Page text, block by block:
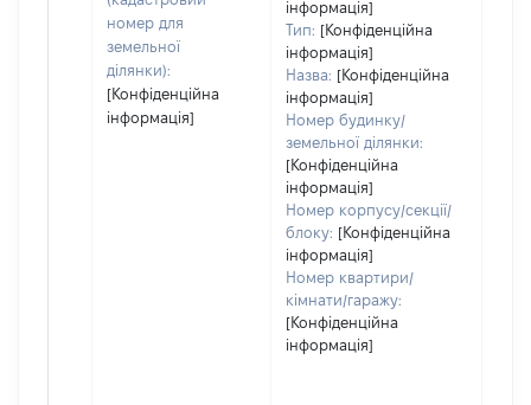
номер для
земельної
ділянки):
[Конфіденційна
інформація]
інформація]
Тип: [Конфіденційна
інформація]
Назва: [Конфіденційна
інформація]
Номер будинку/
земельної ділянки:
[Конфіденційна
інформація]
Номер корпусу/секції/
блоку: [Конфіденційна
інформація]
Номер квартири/
кімнати/гаражу:
[Конфіденційна
інформація]